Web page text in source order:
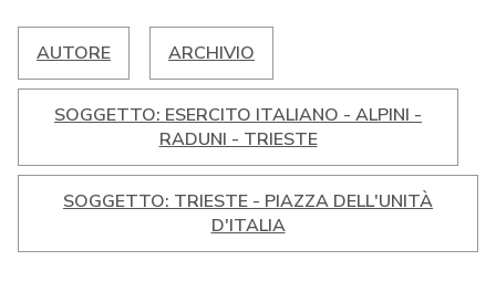
AUTORE ARCHIVIO
SOGGETTO: ESERCITO ITALIANO - ALPINI -
RADUNI - TRIESTE
SOGGETTO: TRIESTE - PIAZZA DELL'UNITÀ
D'ITALIA